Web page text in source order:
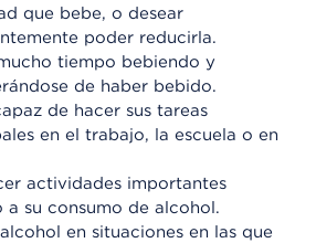
que bebe, o desear
poder reducirla.
tiempo bebiendo y
de haber bebido.
de hacer sus tareas
en el trabajo, la escuela o en
actividades importantes
a su consumo de alcohol.
en situaciones en las que